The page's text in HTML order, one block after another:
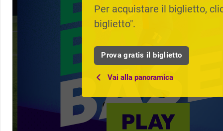
Per acquistare il biglietto,
biglietto".
Prova gratis il biglietto
Vai alla panoramica